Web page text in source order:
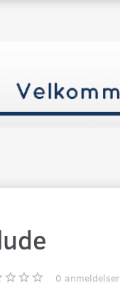
0 anmeldelser